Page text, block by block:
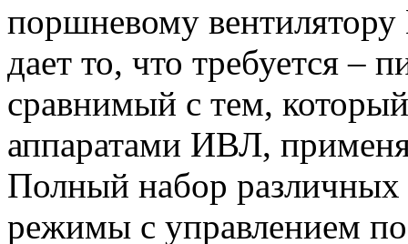
поршневому вентилятору
дает то, что требуется –
сравнимый с тем,
аппаратами ИВЛ,
Полный набор
режимы с управлением